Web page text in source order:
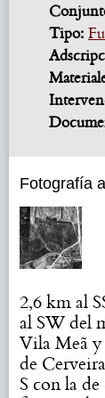
Tipo:
Fotografía
2,6 km al
al SW del
Vila Meã
de
S con la